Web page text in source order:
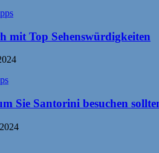
mit Top Sehenswürdigkeiten
Sie Santorini besuchen